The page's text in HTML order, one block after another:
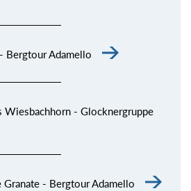
Bergtour Adamello
Wiesbachhorn - Glocknergruppe
- Bergtour Adamello